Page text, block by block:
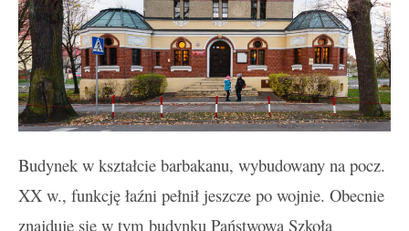
Budynek w kształcie barbakanu, wybudowany na pocz.
XX w., funkcję łaźni pełnił jeszcze po wojnie. Obecnie
znajduje się w tym budynku Państwowa Szkoła